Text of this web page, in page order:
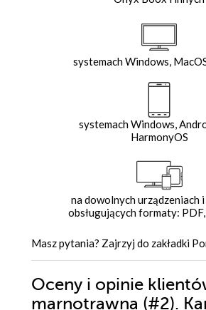
systemach Windows,
systemach Windows,
HarmonyOS
na dowolnych urządzeniach
obsługujących formaty:
Masz pytania? Zajrzyj do zakładki
Oceny i opinie
marnotrawna (#2).